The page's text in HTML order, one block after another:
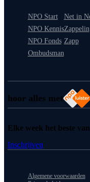
hoor alles met
NPO Start
NPO Kennis
NPO Fonds
Ombudsman
Net in
Zappelin
Zapp
Elke week het beste
Inschrijven
Algemene voorwaarden